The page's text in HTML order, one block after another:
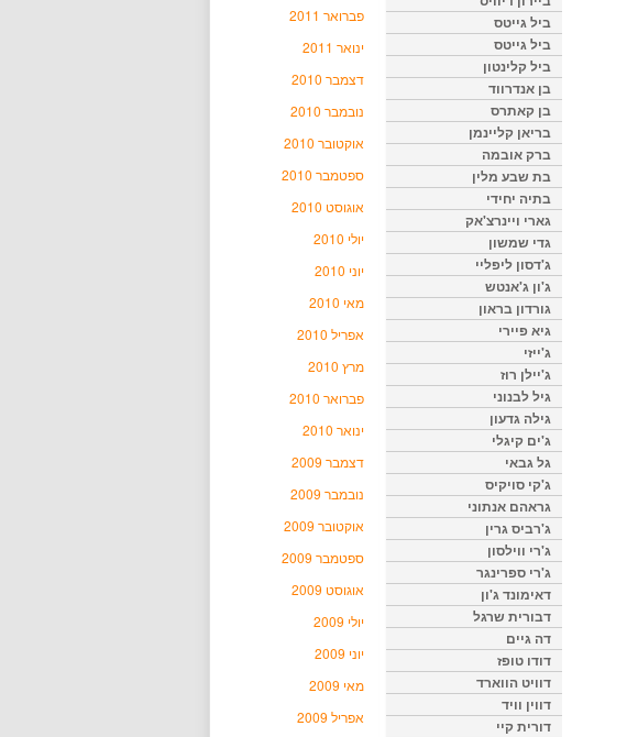
פברואר 2011
ינואר 2011
דצמבר 2010
נובמבר 2010
אוקטובר 2010
ספטמבר 2010
אוגוסט 2010
יולי 2010
יוני 2010
מאי 2010
אפריל 2010
מרץ 2010
פברואר 2010
ינואר 2010
דצמבר 2009
נובמבר 2009
אוקטובר 2009
ספטמבר 2009
אוגוסט 2009
יולי 2009
יוני 2009
מאי 2009
אפריל 2009
ביל גייטס
ביל גייטס
ביל קלינטון
בן אנדרווד
בן קאתרס
בריאן קליינמן
ברק אובמה
בת שבע מלין
בתיה יחידי
גארי ויינרצ'אק
גדי שמשון
ג'דסון ליפליי
ג'ון ג'אנטש
גורדון בראון
גיא פיירי
ג'ייזי
ג'יילן רוז
גיל לבנוני
גילה גדעון
ג'ים קיגלי
גל גבאי
ג'קי סויקיס
גראהם אנתוני
ג'רביס גרין
ג'רי ווילסון
ג'רי ספרינגר
דאימונד ג'ון
דבורית שרגל
דה גיים
דודו טופז
דוויט הווארד
דווין וויד
דורית קיי